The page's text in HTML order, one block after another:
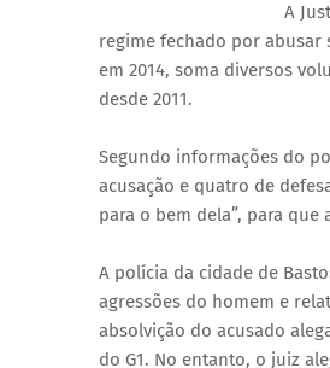
A
regime fechado por abusar
em 2014, soma diversos
desde 2011.
Segundo informações do
acusação e quatro de
para o bem dela”, para
A polícia da cidade de
agressões do homem e
absolvição do acusado
do G1. No entanto, o juiz